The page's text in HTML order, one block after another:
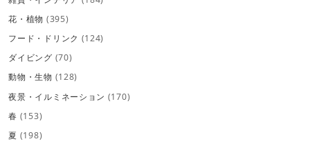
花・植物 (395)
フード・ドリンク (124)
ダイビング (70)
動物・生物 (128)
夜景・イルミネーション (170)
春 (153)
夏 (198)